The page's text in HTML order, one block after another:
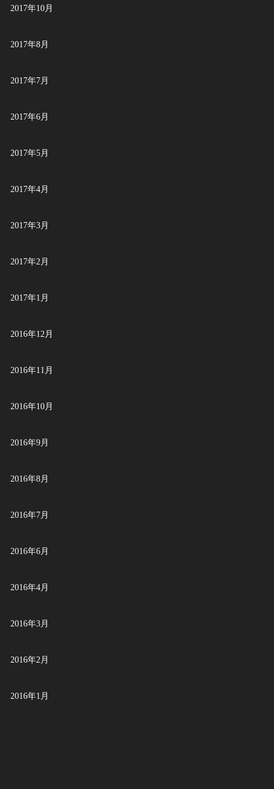
2017年10月
2017年8月
2017年7月
2017年6月
2017年5月
2017年4月
2017年3月
2017年2月
2017年1月
2016年12月
2016年11月
2016年10月
2016年9月
2016年8月
2016年7月
2016年6月
2016年4月
2016年3月
2016年2月
2016年1月